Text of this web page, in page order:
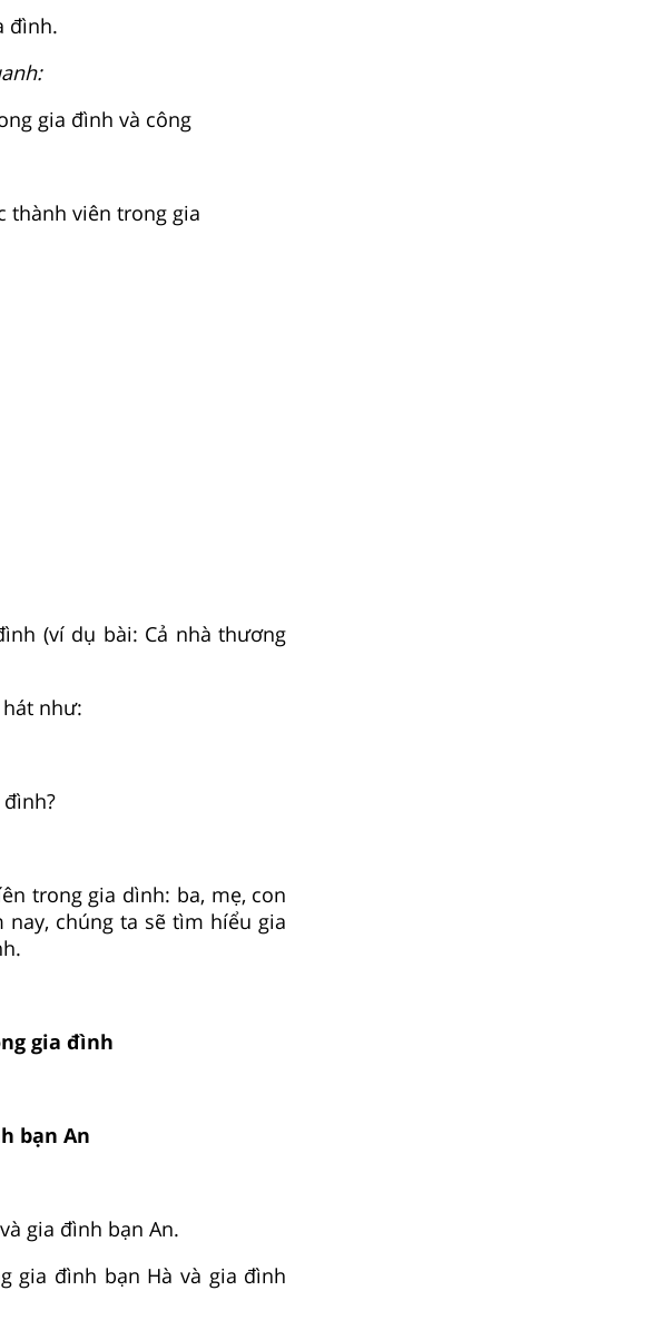
đình.
gia đình và công
thành viên trong gia
(ví dụ bài: Cả nhà thương
như:
trong gia dình: ba, mẹ, con
chúng ta sẽ tìm híểu gia
gia đình
bạn An
gia đình bạn An.
gia đình bạn Hà và gia đình